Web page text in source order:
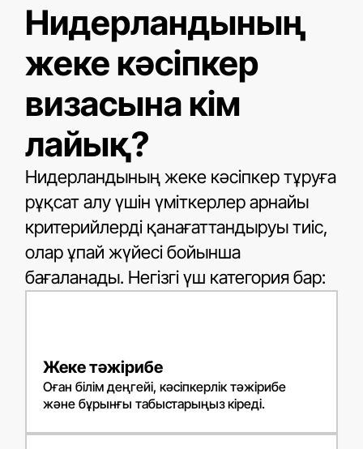
Нидерландының
жеке кәсіпкер
визасына кім
лайық?
Нидерландының жеке кәсіпкер тұруға
рұқсат алу үшін үміткерлер арнайы
критерийлерді қанағаттандыруы тиіс,
олар ұпай жүйесі бойынша
бағаланады. Негізгі үш категория бар:
Жеке тәжірибе
Оған білім деңгейі, кәсіпкерлік тәжірибе
және бұрынғы табыстарыңыз кіреді.